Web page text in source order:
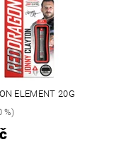
ELEMENT 20G
%)